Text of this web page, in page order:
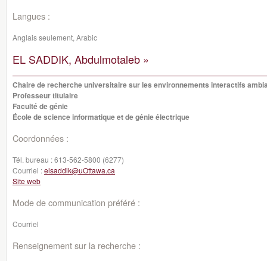
Langues :
Anglais seulement, Arabic
EL SADDIK, Abdulmotaleb »
Chaire de recherche universitaire sur les environnements interactifs
Professeur titulaire
Faculté de génie
École de science informatique et de génie électrique
Coordonnées :
Tél. bureau :613-562-5800 (6277)
Courriel :elsaddik@uOttawa.ca
Site web
Mode de communication préféré :
Courriel
Renseignement sur la recherche :